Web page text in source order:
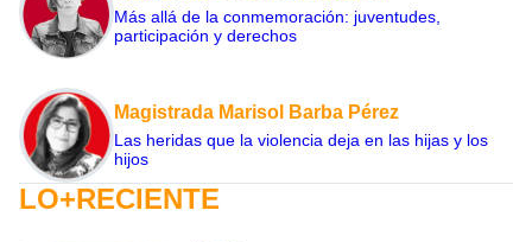
Más allá de la conmemoración: juventudes,
participación y derechos
Magistrada Marisol Barba Pérez
Las heridas que la violencia deja en las hijas y los
hijos
LO+RECIENTE